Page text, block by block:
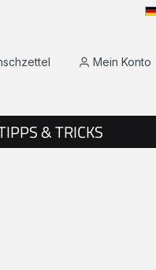
Du hast 0Mein Konto
& TRICKS